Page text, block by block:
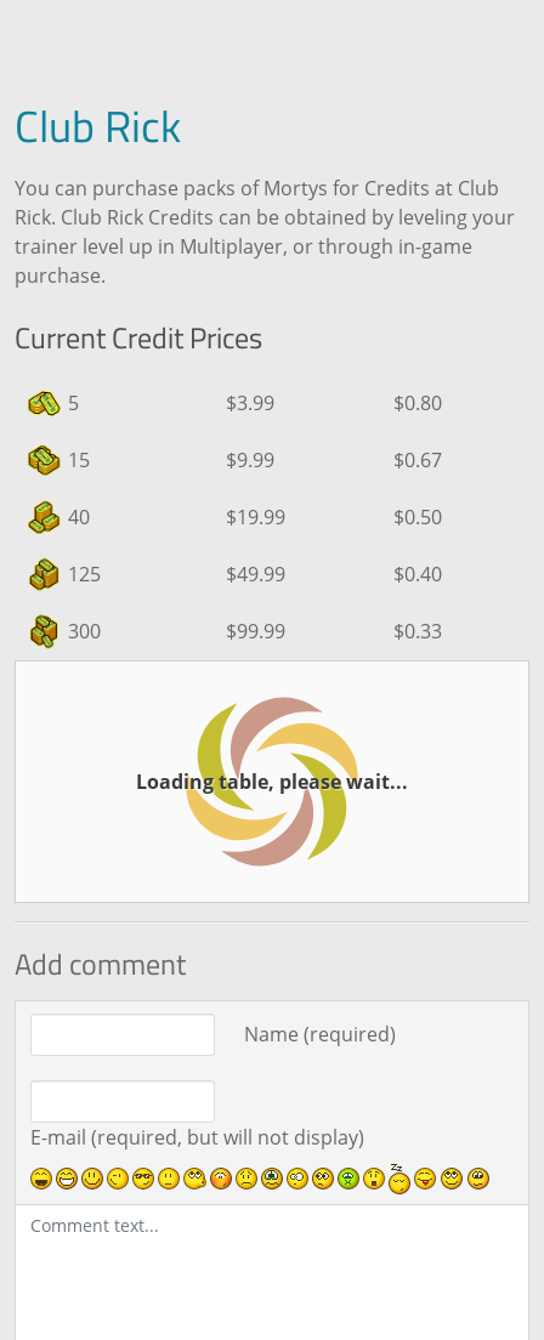
Club Rick
You can purchase packs of Mortys for Credits at Club
Rick. Club Rick Credits can be obtained by leveling your
trainer level up in Multiplayer, or through in-game
purchase.
Current Credit Prices
5 $3.99 $0.80
15 $9.99 $0.67
40 $19.99 $0.50
125 $49.99 $0.40
300 $99.99 $0.33
Loading table, please wait...
Add comment
Name (required)
E-mail (required, but will not display)
Comment text